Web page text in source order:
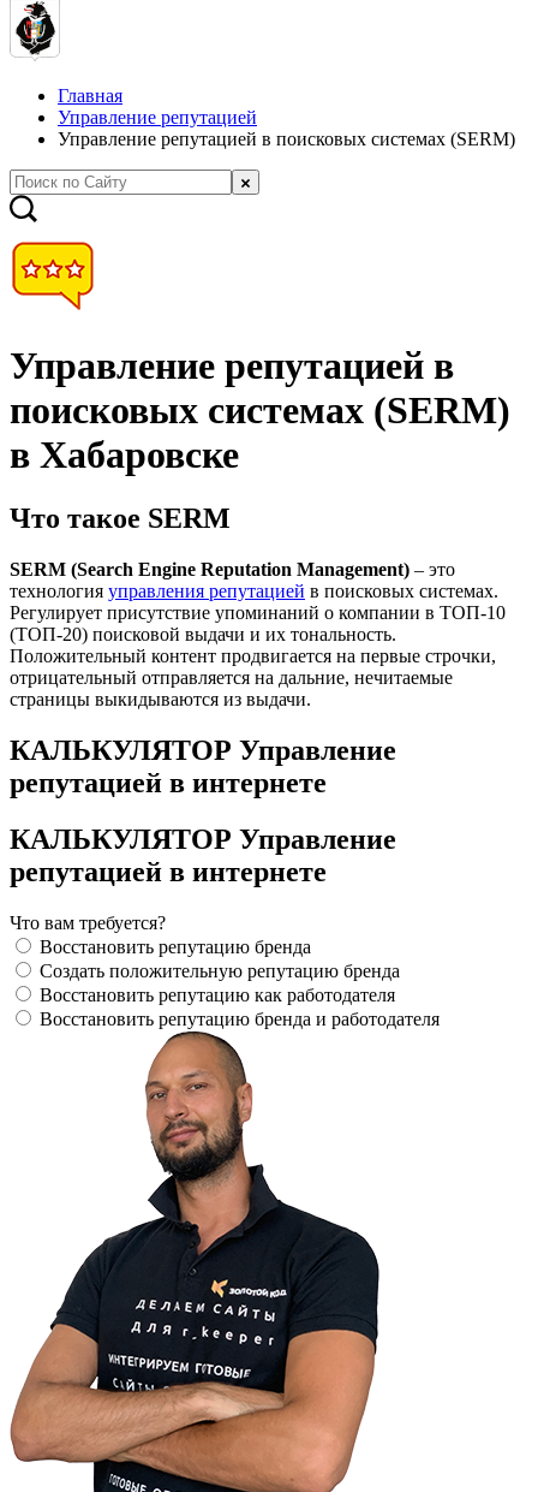
Главная
Управление репутацией
Управление репутацией в поисковых системах (SERM)
Управление репутацией в
поисковых системах (SERM)
в Хабаровске
Что такое SERM
SERM (Search Engine Reputation Management) – это
технология управления репутацией в поисковых системах.
Регулирует присутствие упоминаний о компании в ТОП-10
(ТОП-20) поисковой выдачи и их тональность.
Положительный контент продвигается на первые строчки,
отрицательный отправляется на дальние, нечитаемые
страницы выкидываются из выдачи.
КАЛЬКУЛЯТОР Управление
репутацией в интернете
КАЛЬКУЛЯТОР Управление
репутацией в интернете
Что вам требуется?
Восстановить репутацию бренда
Создать положительную репутацию бренда
Восстановить репутацию как работодателя
Восстановить репутацию бренда и работодателя